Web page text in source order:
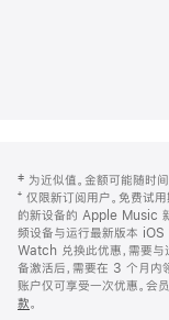
页
页
脚
注
‡ 为近似值。金额可能随时间
⁺ 仅限新订阅用户。免费试
的新设备的 Apple Music 新
频设备与运行最新版本
Watch 兑换此优惠，需要
备激活后，需要在 3 个月内
账户仅可享受一次优惠。会
款。